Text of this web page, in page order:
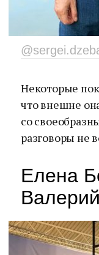
Некоторые
что внешне
со
разговоры не
Елена